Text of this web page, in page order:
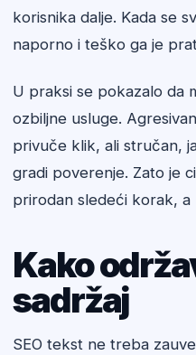
korisnika dalje. Kada se
naporno i teško ga je
U praksi se pokazalo da
ozbiljne usluge.
privuče klik, ali stručan,
gradi poverenje. Zato je
prirodan sledeći korak, a
Kako
sadržaj
SEO tekst ne treba